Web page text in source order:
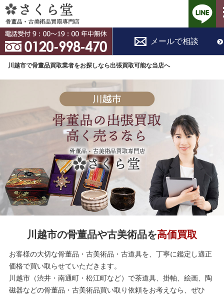
コ
ン
テ
ツ
川越市で骨董品買取業者をお探しなら出張買取可能な当店へ
メールで相談
川越市の骨董品や古美術品を高価買取
お客様の大切な骨董品・古美術品・古道具を、丁寧に鑑定し適正
価格で買い取らせていただきます。
川越市（渋井・南通町・松江町など）で茶道具、掛軸、絵画、陶
磁器などの骨董品・古美術品買い取り依頼をお考えなら、ぜひ